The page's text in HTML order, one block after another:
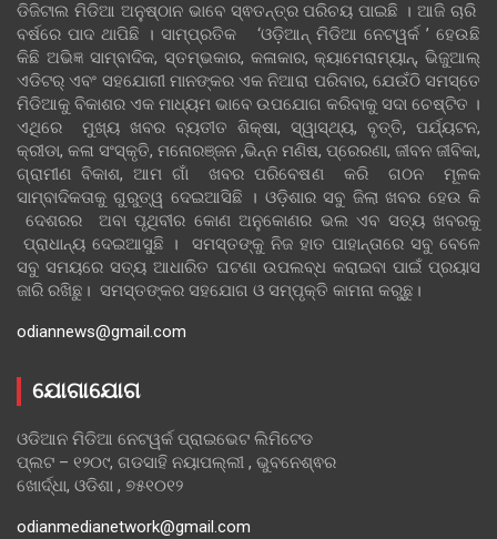
ଡିଜିଟାଲ ମିଡିଆ ଅନୁଷ୍ଠାନ ଭାବେ ସ୍ଵତନ୍ତ୍ର ପରିଚୟ ପାଇଛି । ଆଜି ଚାରି
ବର୍ଷରେ ପାଦ ଥାପିଛି । ସାମ୍ପ୍ରତିକ ‘ଓଡ଼ିଆନ୍‍ ମିଡିଆ ନେଟୱର୍କ ’ ହେଉଛି
କିଛି ଅଭିଜ୍ଞ ସାମ୍ବାଦିକ, ସ୍ତମ୍ଭକାର, କଳାକାର, କ୍ୟାମେରାମ୍ୟାନ୍, ଭିଜୁଆଲ୍
ଏଡିଟର୍ ଏବଂ ସହଯୋଗୀ ମାନଙ୍କର ଏକ ନିଆରା ପରିବାର, ଯେଉଁଠି ସମସ୍ତେ
ମିଡିଆକୁ ବିକାଶର ଏକ ମାଧ୍ୟମ ଭାବେ ଉପଯୋଗ କରିବାକୁ ସଦା ଚେଷ୍ଟିତ ।
ଏଥିରେ ମୁଖ୍ୟ ଖବର ବ୍ୟତୀତ ଶିକ୍ଷା, ସ୍ୱାସ୍ଥ୍ୟ, ବୃତ୍ତି, ପର୍ଯ୍ୟଟନ,
କ୍ରୀଡା, କଳା ସଂସ୍କୃତି, ମନୋରଞ୍ଜନ ,ଭିନ୍ନ ମଣିଷ, ପ୍ରେରଣା, ଜୀବନ ଜୀବିକା,
ଗ୍ରାମୀଣ ବିକାଶ, ଆମ ଗାଁ ଖବର ପରିବେଷଣ କରି ଗଠନ ମୂଳକ
ସାମ୍ବାଦିକତାକୁ ଗୁରୁତ୍ୱ ଦେଇଆସିଛି । ଓଡ଼ିଶାର ସବୁ ଜିଲା ଖବର ହେଉ କି
ଦେଶରର ଅବା ପୃଥିବୀର କୋଣ ଅନୁକୋଣର ଭଲ ଏବ ସତ୍ୟ ଖବରକୁ
ପ୍ରାଧାନ୍ୟ ଦେଇଆସୁଛି । ସମସ୍ତଙ୍କୁ ନିଜ ହାତ ପାହାନ୍ତାରେ ସବୁ ବେଳେ
ସବୁ ସମୟରେ ସତ୍ୟ ଆଧାରିତ ଘଟଣା ଉପଲବ୍ଧ କରାଇବା ପାଇଁ ପ୍ରୟାସ
ଜାରି ରଖିଛୁ। ସମସ୍ତଙ୍କର ସହଯୋଗ ଓ ସମ୍ପୃକ୍ତି କାମନା କରୁଛୁ।
odiannews@gmail.com
ଯୋଗାଯୋଗ
ଓଡିଆନ ମିଡିଆ ନେଟୱର୍କ ପ୍ରାଇଭେଟ ଲିମିଟେଡ
ପ୍ଲଟ – ୧୨୦୯, ଗଡସାହି ନୟାପଲ୍ଲୀ , ଭୁବନେଶ୍ଵର
ଖୋର୍ଦ୍ଧା, ଓଡିଶା , ୭୫୧୦୧୨
odianmedianetwork@gmail.com